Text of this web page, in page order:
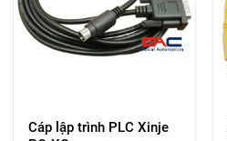
Cáp lập trình PLC Xinje